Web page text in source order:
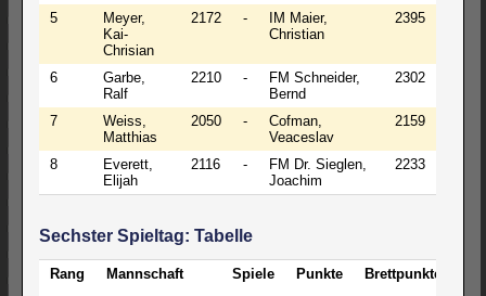
5
Meyer,
Kai-
Chrisian
2172 -
IM Maier,
Christian
2395
6
Garbe,
Ralf
2210 -
FM Schneider,
Bernd
2302
7
Weiss,
Matthias
2050 -
Cofman,
Veaceslav
2159
8
Everett,
Elijah
2116 -
FM Dr. Sieglen,
Joachim
2233
Sechster Spieltag: Tabelle
Rang Mannschaft Spiele Punkte Brettpunkte